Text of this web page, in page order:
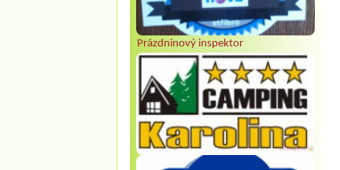
Prázdninový inspektor